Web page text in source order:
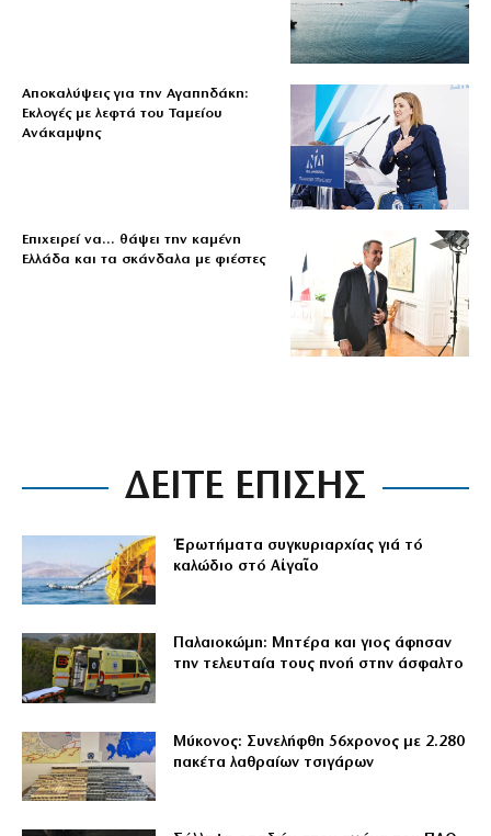
Αποκαλύψεις για την Αγαπηδάκη:
Εκλογές με λεφτά του Ταμείου
Ανάκαμψης
Επιχειρεί να… θάψει την καμένη
Ελλάδα και τα σκάνδαλα με φιέστες
ΔΕΙΤΕ ΕΠΙΣΗΣ
Ἐρωτήματα συγκυριαρχίας γιά τό
καλώδιο στό Αἰγαῖο
Παλαιοκώμη: Μητέρα και γιος άφησαν
την τελευταία τους πνοή στην άσφαλτο
Μύκονος: Συνελήφθη 56χρονος με 2.280
πακέτα λαθραίων τσιγάρων